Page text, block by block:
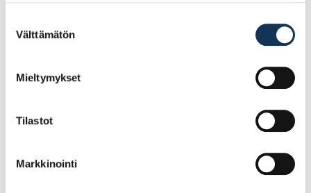
valinta
Välttämätön
Mieltymykset
Tilastot
Markkinointi
Kipsilevy LTS 9mm
1200×3000
Lisää tilauskoriin